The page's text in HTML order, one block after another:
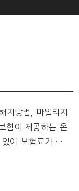
지방법, 마일리지
험이 제공하는 온
있어 보험료가 …